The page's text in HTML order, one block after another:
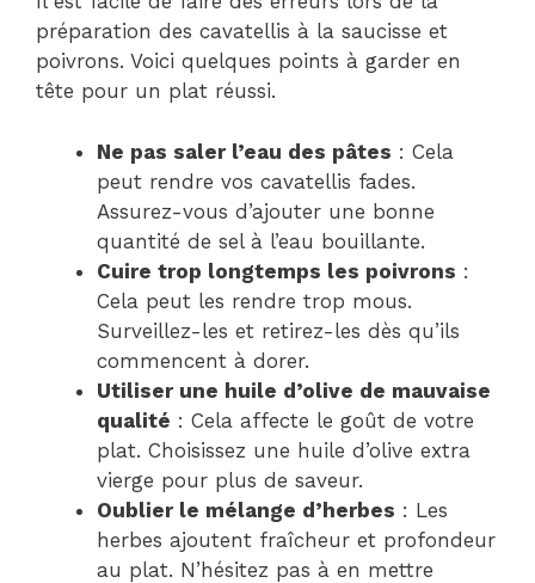
préparation des cavatellis à la saucisse et
poivrons. Voici quelques points à garder en
tête pour un plat réussi.
Ne pas saler l’eau des pâtes : Cela
peut rendre vos cavatellis fades.
Assurez-vous d’ajouter une bonne
quantité de sel à l’eau bouillante.
Cuire trop longtemps les poivrons :
Cela peut les rendre trop mous.
Surveillez-les et retirez-les dès qu’ils
commencent à dorer.
Utiliser une huile d’olive de mauvaise
qualité : Cela affecte le goût de votre
plat. Choisissez une huile d’olive extra
vierge pour plus de saveur.
Oublier le mélange d’herbes : Les
herbes ajoutent fraîcheur et profondeur
au plat. N’hésitez pas à en mettre